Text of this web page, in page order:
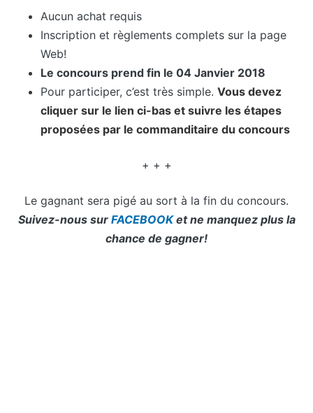
Aucun achat requis
Inscription et règlements complets sur la page
Web!
Le concours prend fin le 04 Janvier 2018
Pour participer, c’est très simple. Vous devez
cliquer sur le lien ci-bas et suivre les étapes
proposées par le commanditaire du concours
+ + +
Le gagnant sera pigé au sort à la fin du concours.
Suivez-nous sur FACEBOOKet ne manquez plus la
chance de gagner!